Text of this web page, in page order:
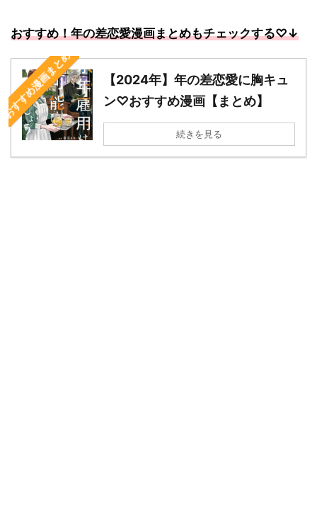
おすすめ！年の差恋愛漫画まとめもチェックする♡↓
すめ漫画まとめ”
【2024年】年の差恋愛に胸キュ
ン♡おすすめ漫画【まとめ】
続きを見る